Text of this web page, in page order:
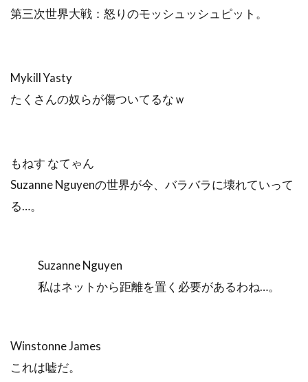
第三次世界大戦：怒りのモッシュッシュピット。
Mykill Yasty
たくさんの奴らが傷ついてるなｗ
もねす なてゃん
Suzanne Nguyenの世界が今、バラバラに壊れていって
る…。
Suzanne Nguyen
私はネットから距離を置く必要があるわね…。
Winstonne James
これは嘘だ。